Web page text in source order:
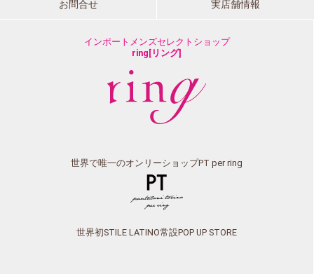
お問合せ 実店舗情報
インポートメンズセレクトショップ
ring[リング]
世界で唯一のオンリーショップPT per ring
世界初STILE LATINO常設POP UP STORE